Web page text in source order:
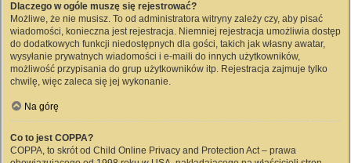
Dlaczego w ogóle muszę się rejestrować?
Możliwe, że nie musisz. To od administratora witryny zależy czy, aby pisać
wiadomości, konieczna jest rejestracja. Niemniej rejestracja umożliwia dostęp
do dodatkowych funkcji niedostępnych dla gości, takich jak własny awatar,
wysyłanie prywatnych wiadomości i e-maili do innych użytkowników,
możliwość przypisania do grup użytkowników itp. Rejestracja zajmuje tylko
chwilę, więc zaleca się jej wykonanie.
Na górę
Co to jest COPPA?
COPPA, to skrót od Child Online Privacy and Protection Act – prawa